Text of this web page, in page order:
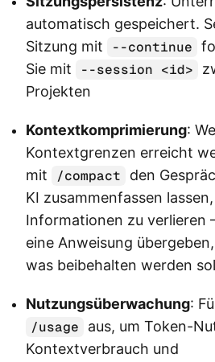
automatisch gespeichert.
Sitzung mit
--continue
Sie mit
--session <id>
Projekten
Kontextkomprimierung:
Kontextgrenzen erreicht
mit
/compact
den
KI zusammenfassen
Informationen zu verlieren
eine Anweisung
was beibehalten werden
Nutzungsüberwachung:
/usage
aus, um Token-
Kontextverbrauch und